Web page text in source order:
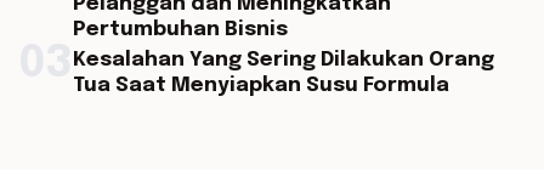
Pelanggan dan Meningkatkan
Pertumbuhan Bisnis
Kesalahan Yang Sering Dilakukan Orang
Tua Saat Menyiapkan Susu Formula